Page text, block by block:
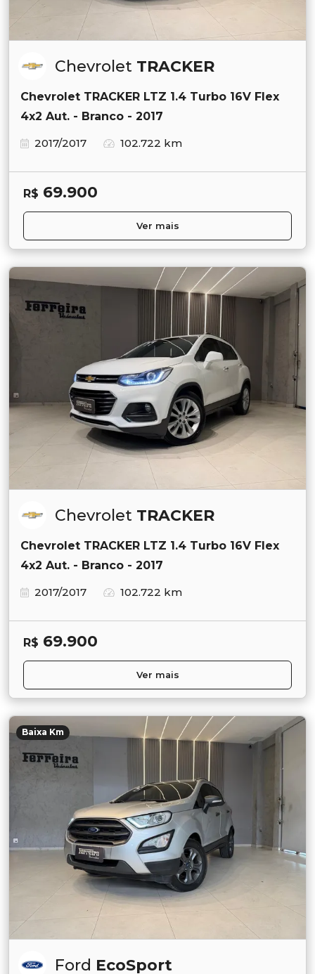
Chevrolet TRACKER
Chevrolet TRACKER LTZ 1.4 Turbo 16V Flex
4x2 Aut. - Branco - 2017
2017/2017
102.722 km
R$ 69.900
Ver mais
Chevrolet TRACKER
Chevrolet TRACKER LTZ 1.4 Turbo 16V Flex
4x2 Aut. - Branco - 2017
2017/2017
102.722 km
R$ 69.900
Ver mais
Baixa Km
Ford EcoSport